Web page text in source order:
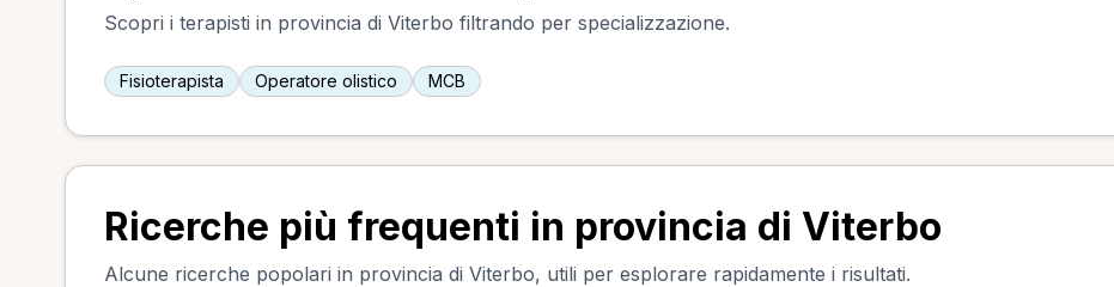
Scopri i terapisti in provincia di Viterbo filtrando per specializzazione.
Fisioterapista Operatore olistico MCB
Ricerche più frequenti in provincia di Viterbo
Alcune ricerche popolari in provincia di Viterbo, utili per esplorare rapidamente i risultati.